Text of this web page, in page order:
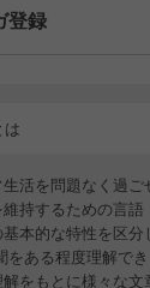
登録
は
活を問題なく過
持するための言
本的な特性を区
をある程度理解で
をもとに様々な文